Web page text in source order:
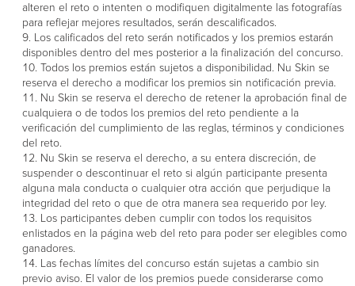
alteren el reto o intenten o modifiquen digitalmente las fotografías
para reflejar mejores resultados, serán descalificados.
Los calificados del reto serán notificados y los premios estarán
disponibles dentro del mes posterior a la finalización del concurso.
Todos los premios están sujetos a disponibilidad. Nu Skin se
reserva el derecho a modificar los premios sin notificación previa.
Nu Skin se reserva el derecho de retener la aprobación final de
cualquiera o de todos los premios del reto pendiente a la
verificación del cumplimiento de las reglas, términos y condiciones
del reto.
Nu Skin se reserva el derecho, a su entera discreción, de
suspender o descontinuar el reto si algún participante presenta
alguna mala conducta o cualquier otra acción que perjudique la
integridad del reto o que de otra manera sea requerido por ley.
Los participantes deben cumplir con todos los requisitos
enlistados en la página web del reto para poder ser elegibles como
ganadores.
Las fechas límites del concurso están sujetas a cambio sin
previo aviso. El valor de los premios puede considerarse como